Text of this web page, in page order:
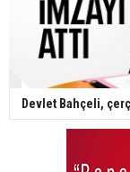
Devlet Bahçeli,